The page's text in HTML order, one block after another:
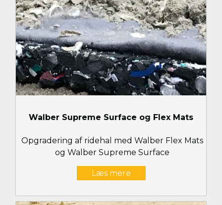
Walber Supreme Surface og Flex Mats
Opgradering af ridehal med Walber Flex Mats
og Walber Supreme Surface
Læs mere